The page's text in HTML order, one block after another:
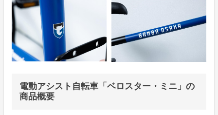
電動アシスト自転車「ベロスター・ミニ」の
商品概要